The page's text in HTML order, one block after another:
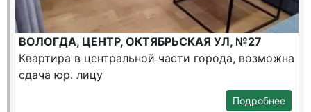
ВОЛОГДА, ЦЕНТР, ОКТЯБРЬСКАЯ УЛ, №27
Квартира в центральной части города, возможна
сдача юр. лицу
Подробнее